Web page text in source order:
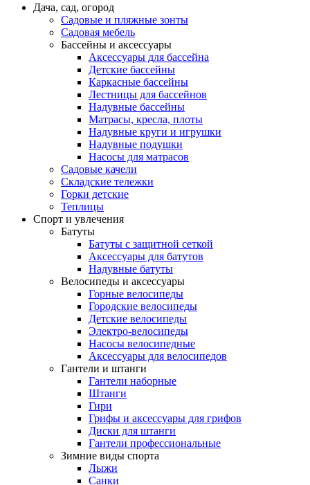
Дача, сад, огород
Садовые и пляжные зонты
Садовая мебель
Бассейны и аксессуары
Аксессуары для бассейна
Детские бассейны
Каркасные бассейны
Лестницы для бассейнов
Надувные бассейны
Матрасы, кресла, плоты
Надувные круги и игрушки
Надувные подушки
Насосы для матрасов
Садовые качели
Складские тележки
Горки детские
Теплицы
Спорт и увлечения
Батуты
Батуты с защитной сеткой
Аксессуары для батутов
Надувные батуты
Велосипеды и аксессуары
Горные велосипеды
Городские велосипеды
Детские велосипеды
Электро-велосипеды
Насосы велосипедные
Аксессуары для велосипедов
Гантели и штанги
Гантели наборные
Штанги
Гири
Грифы и аксессуары для грифов
Диски для штанги
Гантели профессиональные
Зимние виды спорта
Лыжи
Санки